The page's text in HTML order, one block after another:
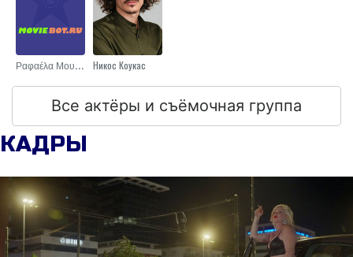
Ραφαέλα Μουζακίτη Никос Коукас
Все актёры и съёмочная группа
КАДРЫ